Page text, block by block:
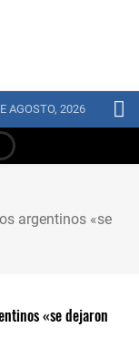
AGOSTO, 2026
argentinos «se
«se dejaron